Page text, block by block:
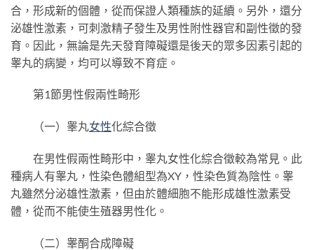
合，形成新的個體，從而保證人類種族的延續。另外，還分
泌雄性激素，可刺激精子發生及男性附性器官和副性徵的發
育。因此，無論是先天發育障礙還是後天的眾多因素引起的
睾丸的病變，均可以導致不育症。
第1節男性假兩性畸形
（一）睾丸女性化綜合徵
在男性假兩性畸形中，睾丸女性化綜合徵較為常見。此
種病人有睾丸，性染色體組型為XY，性染色質為陰性。睾
丸雖然分泌雄性激素，但由於體細胞不能形成雄性激素受
體，從而不能使生殖器男性化。
（二）睾酮合成障礙